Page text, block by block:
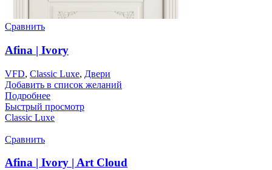
Сравнить
Afina | Ivory
VFD, Classic Luxe, Двери
Добавить в список желаний
Подробнее
Быстрый просмотр
Classic Luxe
Сравнить
Afina | Ivory | Art Cloud